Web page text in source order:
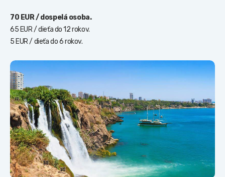
70 EUR / dospelá osoba.
65 EUR / dieťa do 12 rokov.
5 EUR / dieťa do 6 rokov.